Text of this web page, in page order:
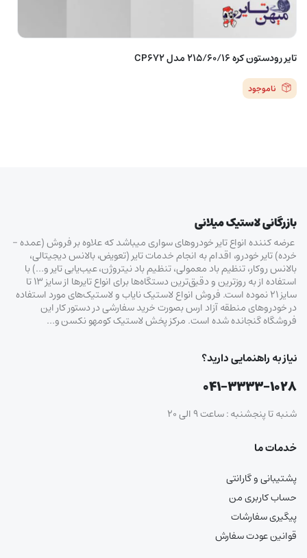
تایر رودستون کره 215/60/16 مدل CP672
ناموجود
بازرگانی لاستیک میلانی
عرضه کننده انواع تایر خودروهای سواری میباشد که علاوه بر فروش (عمده –
خرده‌) تایر خودرو، اقدام به انجام خدمات تایر (تعویض، بالانس دیجیتالی،
بالانس روکار، تنظیم باد معمولی، تنظیم باد نیتروژن، عیب‌یابی تایر و…) با
استفاده از به روزترین و دقیق‌ترین دستگاه‌ها برای انواع تایرها از سایز ۱۳ تا
سایز ۲۱ نموده است. فروش انواع لاستیک‌ نایاب و لاستیک‌های مورد استفاده
در خودروهای منطقه آزاد ارس بصورت خرید سفارشی در دستور کار این
فروشگاه گنجانده شده است. مرکز پخش لاستیک کومهو نکسن و…
نیاز به راهنمایی دارید؟
۰۴۱-۳۳۳۳-۱۰۲۸
شنبه تا پنجشنبه : ساعت ۹ الی ۲۰
خدمات ما
پشتیبانی و گارانتی
حساب کاربری من
پیگیری سفارشات
قوانین عودت سفارش